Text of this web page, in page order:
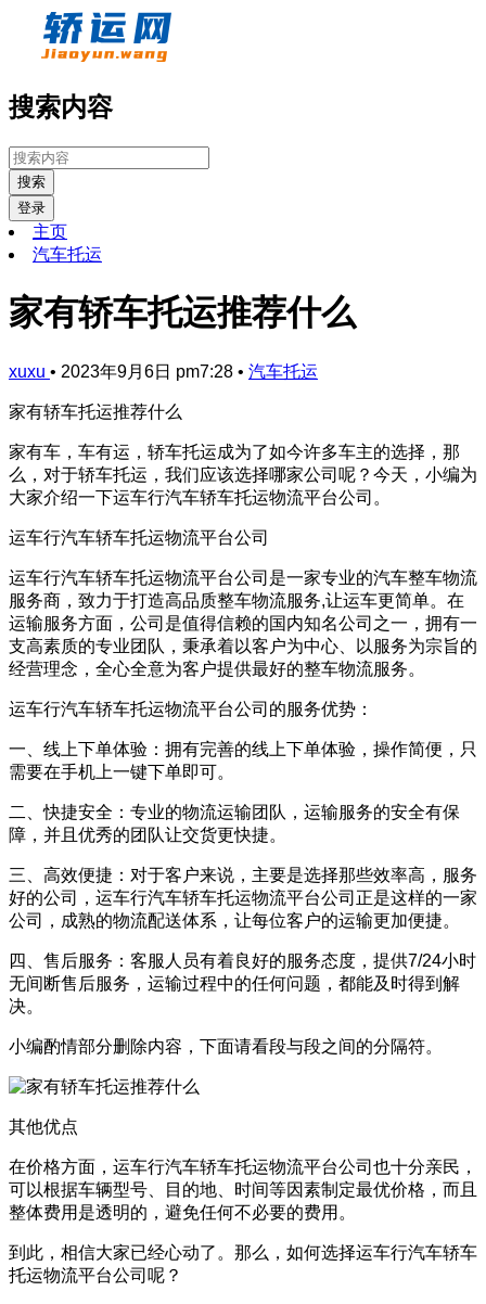
搜索内容
搜索
登录
主页
汽车托运
家有轿车托运推荐什么
xuxu • 2023年9月6日 pm7:28 • 汽车托运
家有轿车托运推荐什么
家有车，车有运，轿车托运成为了如今许多车主的选择，那
么，对于轿车托运，我们应该选择哪家公司呢？今天，小编为
大家介绍一下运车行汽车轿车托运物流平台公司。
运车行汽车轿车托运物流平台公司
运车行汽车轿车托运物流平台公司是一家专业的汽车整车物流
服务商，致力于打造高品质整车物流服务,让运车更简单。在
运输服务方面，公司是值得信赖的国内知名公司之一，拥有一
支高素质的专业团队，秉承着以客户为中心、以服务为宗旨的
经营理念，全心全意为客户提供最好的整车物流服务。
运车行汽车轿车托运物流平台公司的服务优势：
一、线上下单体验：拥有完善的线上下单体验，操作简便，只
需要在手机上一键下单即可。
二、快捷安全：专业的物流运输团队，运输服务的安全有保
障，并且优秀的团队让交货更快捷。
三、高效便捷：对于客户来说，主要是选择那些效率高，服务
好的公司，运车行汽车轿车托运物流平台公司正是这样的一家
公司，成熟的物流配送体系，让每位客户的运输更加便捷。
四、售后服务：客服人员有着良好的服务态度，提供7/24小时
无间断售后服务，运输过程中的任何问题，都能及时得到解
决。
小编酌情部分删除内容，下面请看段与段之间的分隔符。
其他优点
在价格方面，运车行汽车轿车托运物流平台公司也十分亲民，
可以根据车辆型号、目的地、时间等因素制定最优价格，而且
整体费用是透明的，避免任何不必要的费用。
到此，相信大家已经心动了。那么，如何选择运车行汽车轿车
托运物流平台公司呢？